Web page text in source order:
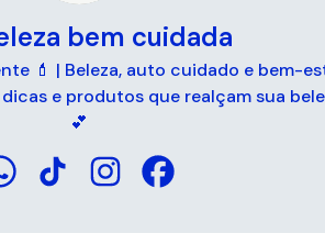
bem cuidada
💄 | Beleza, auto cuidado e bem-
e produtos que realçam sua
💕